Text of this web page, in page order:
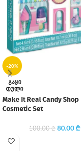
-20%
ᲒᲐᲧᲘ
ᲓᲣᲚᲘ
Make It Real Candy Shop
Cosmetic Set
100.00₾ 80.00₾